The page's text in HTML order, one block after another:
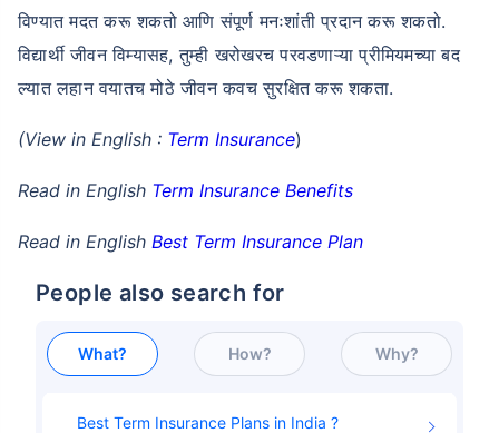
विण्यात मदत करू शकतो आणि संपूर्ण मनःशांती प्रदान करू शकतो.
विद्यार्थी जीवन विम्यासह, तुम्ही खरोखरच परवडणाऱ्या प्रीमियमच्या बद
ल्यात लहान वयातच मोठे जीवन कवच सुरक्षित करू शकता.
(View in English : Term Insurance)
Read in English Term Insurance Benefits
Read in English Best Term Insurance Plan
People also search for
What? How? Why?
Best Term Insurance Plans in India